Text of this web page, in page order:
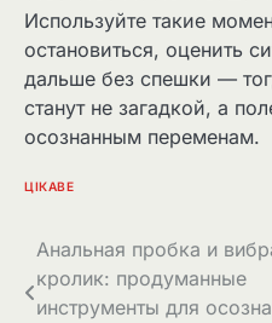
Используйте такие
остановиться, оценить
дальше без спешки —
станут не загадкой, а
осознанным переменам.
ЦІКАВЕ
Навігація
записів
Анальная пробка и
кролик: продуманные
инструменты для